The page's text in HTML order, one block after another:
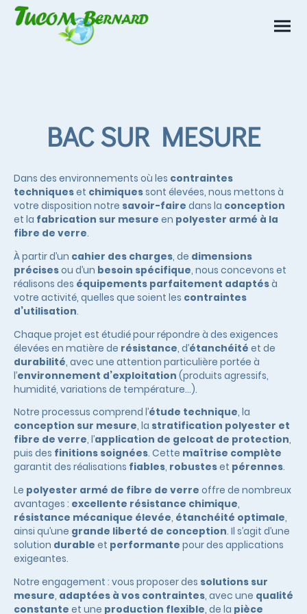
BAC SUR MESURE
Dans des environnements où les contraintes
techniqueset chimiquessont élevées, nous mettons à
votre disposition notre savoir-faire dans la conception
et la fabrication sur mesure en polyester armé à la
fibre de verre.
À partir d’un cahier des charges, de dimensions
précisesou d’un besoin spécifique, nous concevons et
réalisons des équipements parfaitement adaptésà
votre activité, quelles que soient les contraintes
d’utilisation.
Chaque projet est étudié pour répondre à des exigences
élevées en matière de résistance, d’étanchéité et de
durabilité, avec une attention particulière portée à
l’environnement d’exploitation (produits agressifs,
humidité, variations de température…).
Notre processus comprend l’étude technique, la
conception sur mesure, la stratification polyester et
fibre de verre, l’application de gelcoat de protection,
puis des finitions soignées. Cette maîtrise complète
garantit des réalisations fiables, robusteset pérennes.
Le polyester armé de fibre de verre offre de nombreux
avantages : excellente résistance chimique,
résistance mécanique élevée, étanchéité optimale,
ainsi qu’une grande liberté de conception. Il s’agit d’une
solution durable et performante pour des applications
exigeantes.
Notre engagement : vous proposer des solutions sur
mesure, adaptées à vos contraintes, avec une qualité
constante et une production flexible, de la pièce